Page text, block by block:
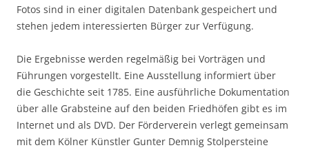
Fotos sind in einer digitalen Datenbank gespeichert und
stehen jedem interessierten Bürger zur Verfügung.
Die Ergebnisse werden regelmäßig bei Vorträgen und
Führungen vorgestellt. Eine Ausstellung informiert über
die Geschichte seit 1785. Eine ausführliche Dokumentation
über alle Grabsteine auf den beiden Friedhöfen gibt es im
Internet und als DVD. Der Förderverein verlegt gemeinsam
mit dem Kölner Künstler Gunter Demnig Stolpersteine